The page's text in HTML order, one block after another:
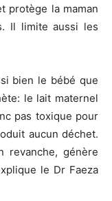
protège la maman
Il limite aussi les
bien le bébé que
le lait maternel
pas toxique pour
aucun déchet.
revanche, génère
le Dr Faeza